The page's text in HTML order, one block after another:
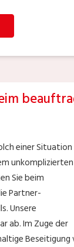
einer Situation
unkomplizierten
Sie beim
Partner-
Unsere
ab. Im Zuge der